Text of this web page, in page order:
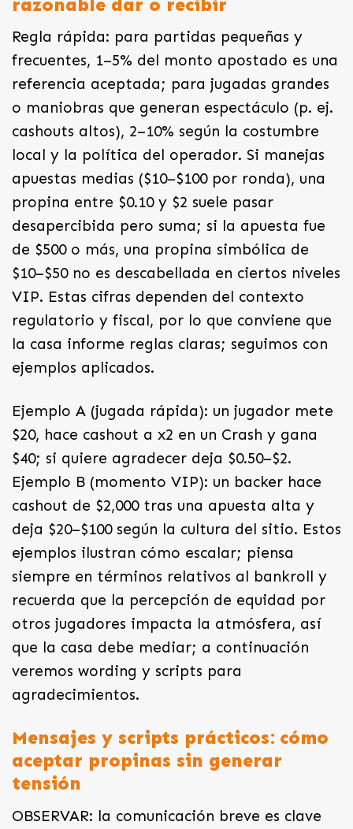
razonable dar o recibir
Regla rápida: para partidas pequeñas y
frecuentes, 1–5% del monto apostado es una
referencia aceptada; para jugadas grandes
o maniobras que generan espectáculo (p. ej.
cashouts altos), 2–10% según la costumbre
local y la política del operador. Si manejas
apuestas medias ($10–$100 por ronda), una
propina entre $0.10 y $2 suele pasar
desapercibida pero suma; si la apuesta fue
de $500 o más, una propina simbólica de
$10–$50 no es descabellada en ciertos niveles
VIP. Estas cifras dependen del contexto
regulatorio y fiscal, por lo que conviene que
la casa informe reglas claras; seguimos con
ejemplos aplicados.
Ejemplo A (jugada rápida): un jugador mete
$20, hace cashout a x2 en un Crash y gana
$40; si quiere agradecer deja $0.50–$2.
Ejemplo B (momento VIP): un backer hace
cashout de $2,000 tras una apuesta alta y
deja $20–$100 según la cultura del sitio. Estos
ejemplos ilustran cómo escalar; piensa
siempre en términos relativos al bankroll y
recuerda que la percepción de equidad por
otros jugadores impacta la atmósfera, así
que la casa debe mediar; a continuación
veremos wording y scripts para
agradecimientos.
Mensajes y scripts prácticos: cómo
aceptar propinas sin generar
tensión
OBSERVAR: la comunicación breve es clave